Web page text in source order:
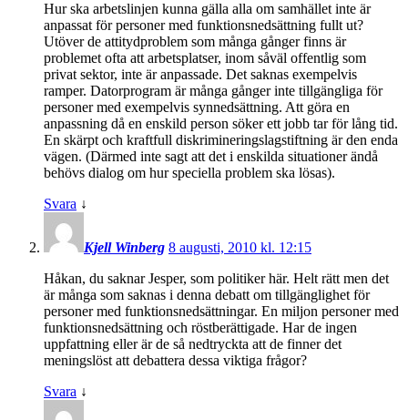
Hur ska arbetslinjen kunna gälla alla om samhället inte är
anpassat för personer med funktionsnedsättning fullt ut?
Utöver de attitydproblem som många gånger finns är
problemet ofta att arbetsplatser, inom såväl offentlig som
privat sektor, inte är anpassade. Det saknas exempelvis
ramper. Datorprogram är många gånger inte tillgängliga för
personer med exempelvis synnedsättning. Att göra en
anpassning då en enskild person söker ett jobb tar för lång tid.
En skärpt och kraftfull diskrimineringslagstiftning är den enda
vägen. (Därmed inte sagt att det i enskilda situationer ändå
behövs dialog om hur speciella problem ska lösas).
Svara ↓
Kjell Winberg 8 augusti, 2010 kl. 12:15
Håkan, du saknar Jesper, som politiker här. Helt rätt men det
är många som saknas i denna debatt om tillgänglighet för
personer med funktionsnedsättningar. En miljon personer med
funktionsnedsättning och röstberättigade. Har de ingen
uppfattning eller är de så nedtryckta att de finner det
meningslöst att debattera dessa viktiga frågor?
Svara ↓